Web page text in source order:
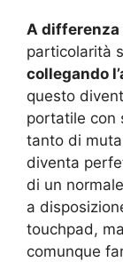
A differenza
particolarità
collegando
questo
portatile con
tanto di
diventa
di un
a
touchpad,
comunque